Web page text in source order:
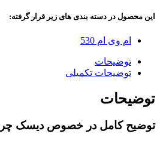
این محصول در دسته بندی های زیر قرار گرفته:
ام وی ام 530
توضیحات
توضیحات تکمیلی
توضیحات
توضیح کامل در خصوص دیسک چرخ